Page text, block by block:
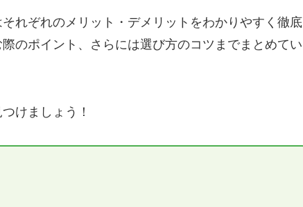
れぞれのメリット・デメリットをわかりやすく徹底
のポイント、さらには選び方のコツまでまとめてい
けましょう！